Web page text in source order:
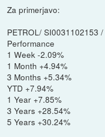
Za primerjavo:
PETROL/ SI0031102153
Performance
1 Week -2.09%
1 Month +4.94%
3 Months +5.34%
YTD +7.94%
1 Year +7.85%
3 Years +28.54%
5 Years +30.24%